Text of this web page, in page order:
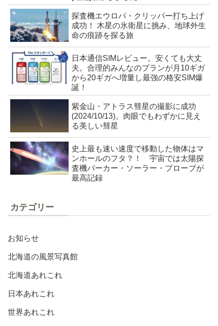
探査機エウロパ・クリッパー打ち上げ
成功！ 木星の氷衛星に挑み、地球外生
命の痕跡を探る旅
日本通信SIMレビュー。安くても大丈
夫。合理的みんなのプランが月10ギガ
から20ギガへ増量し最強の格安SIM爆
誕！
紫金山・アトラス彗星の撮影に成功
(2024/10/13)。肉眼でもわずかに見え
る美しい彗星
史上最も速い速度で移動した物体はマ
ンホールのフタ？！ 宇宙では太陽探
査機パーカー・ソーラー・プローブが
最高記録
カテゴリー
お知らせ
北海道の風景写真館
北海道あれこれ
日本あれこれ
世界あれこれ